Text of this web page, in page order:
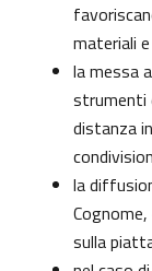
materiali
la messa
strumenti
distanza
la
sulla